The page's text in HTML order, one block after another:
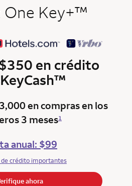
Key+™
en crédito
trademark
™
en compras en los
3 meses1
anual: $99
crédito importantes
ahora